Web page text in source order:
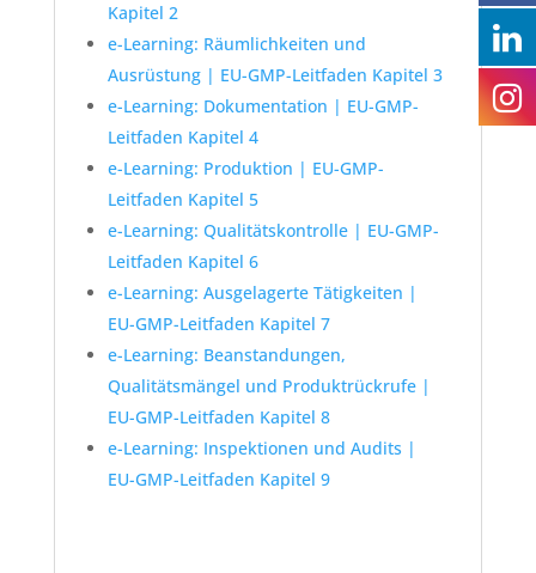
Kapitel 2
e-Learning: Räumlichkeiten und
Ausrüstung | EU-GMP-Leitfaden Kapitel 3
e-Learning: Dokumentation | EU-GMP-
Leitfaden Kapitel 4
e-Learning: Produktion | EU-GMP-
Leitfaden Kapitel 5
e-Learning: Qualitätskontrolle | EU-GMP-
Leitfaden Kapitel 6
e-Learning: Ausgelagerte Tätigkeiten |
EU-GMP-Leitfaden Kapitel 7
e-Learning: Beanstandungen,
Qualitätsmängel und Produktrückrufe |
EU-GMP-Leitfaden Kapitel 8
e-Learning: Inspektionen und Audits |
EU-GMP-Leitfaden Kapitel 9